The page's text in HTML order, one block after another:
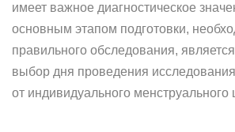
имеет важное диагностическое
основным этапом подготовки,
правильного обследования,
выбор дня проведения
от индивидуального менструального